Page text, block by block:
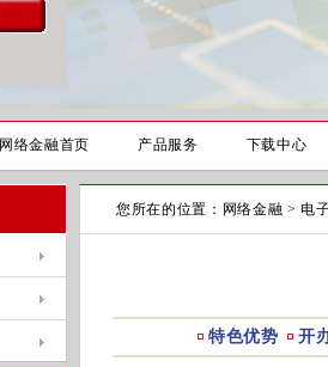
网络金融首页 产品服务 下载中心
您所在的位置： 网络金融 >电
特色优势 开